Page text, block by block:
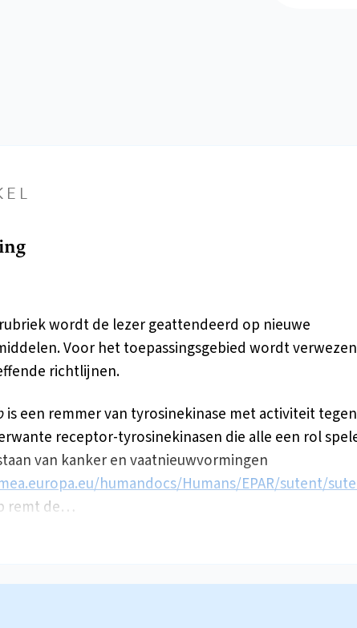
wordt de lezer geattendeerd op nieuwe
Voor het toepassingsgebied wordt
richtlijnen.
is een remmer van tyrosinekinase met activiteit
receptor-tyrosinekinasen die alle een rol
van kanker en vaatnieuwvormingen
humandocs/Humans/EPAR/sutent/
remt de…